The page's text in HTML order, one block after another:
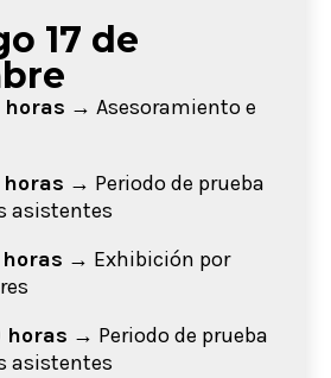
17 de
horas → Asesoramiento e
horas → Periodo de prueba
asistentes
horas → Exhibición por
horas → Periodo de prueba
asistentes